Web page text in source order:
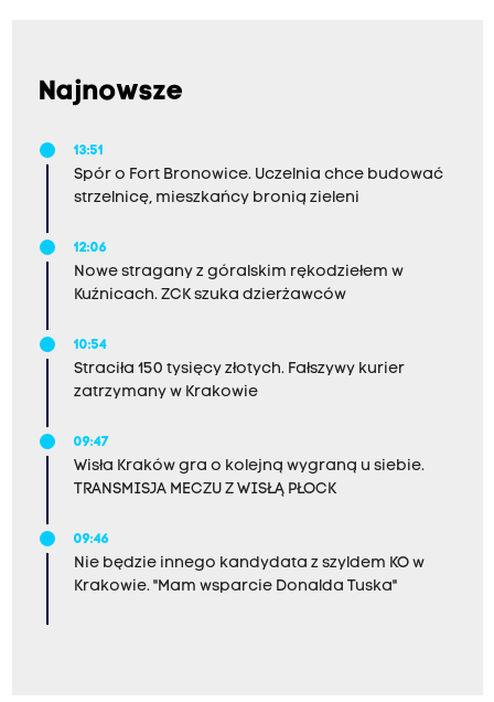
Najnowsze
13:51
Spór o Fort Bronowice. Uczelnia chce budować
strzelnicę, mieszkańcy bronią zieleni
12:06
Nowe stragany z góralskim rękodziełem w
Kuźnicach. ZCK szuka dzierżawców
10:54
Straciła 150 tysięcy złotych. Fałszywy kurier
zatrzymany w Krakowie
09:47
Wisła Kraków gra o kolejną wygraną u siebie.
TRANSMISJA MECZU Z WISŁĄ PŁOCK
09:46
Nie będzie innego kandydata z szyldem KO w
Krakowie. "Mam wsparcie Donalda Tuska"